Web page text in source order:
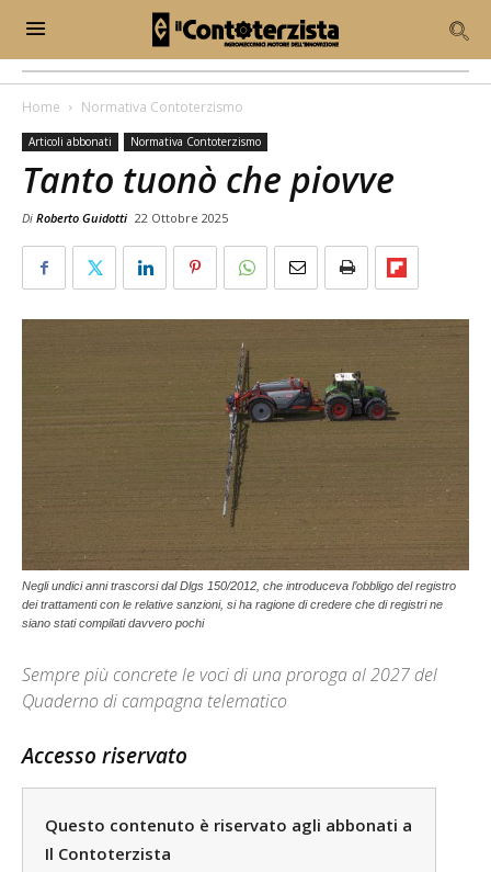
Home Normativa Contoterzismo
Articoli abbonati Normativa Contoterzismo
Tanto tuonò che piovve
Di Roberto Guidotti 22 Ottobre 2025
Negli undici anni trascorsi dal Dlgs 150/2012, che introduceva l’obbligo del registro
dei trattamenti con le relative sanzioni, si ha ragione di credere che di registri ne
siano stati compilati davvero pochi
Sempre più concrete le voci di una proroga al 2027 del
Quaderno di campagna telematico
Accesso riservato
Questo contenuto è riservato agli abbonati a
Il Contoterzista